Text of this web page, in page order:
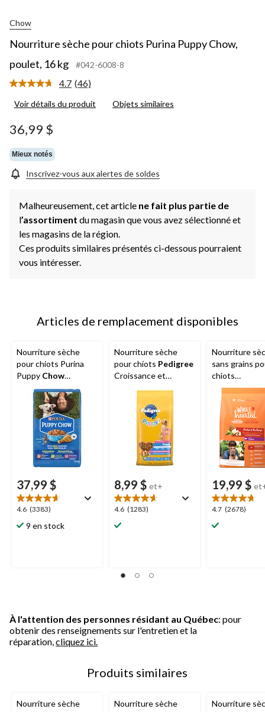
Chow
Nourriture sèche pour chiots Purina Puppy Chow,
poulet, 16 kg
#042-6008-8
4.7 Lire
46
(46)
Voir détails du produit Objets similaires
36,99 $
Mieux notés
Inscrivez-vous aux alertes de soldes
Malheureusement, cet article ne fait plus partie de
l’assortiment du magasin que vous avez sélectionné et
les magasins de la région.
Ces produits similaires présentés ci-dessous pourraient
vous intéresser.
Articles de remplacement disponibles
Nourriture sèche
pour chiots Purina
Puppy Chow
Complète, poulet,
teneur élevée en
protéines et riche en
nutriments, 11,4 kg
37,99 $
4.6 (3383)
4.6
étoile(s)
sur
9 en stock
Nourriture sèche
pour chiots Pedigree
Croissance et
protection, poulet, riz
8,99 $ et+
4.6 (1283)
4.6
étoile(s)
Nourriture
sans grains
chiots
poulet et pois
19,99 $
4.7 (2678)
4.7
étoile(s)
À l'attention des personnes résidant au Québec: pour
obtenir des renseignements sur l'entretien et la
réparation, cliquez ici.
Produits similaires
Nourriture sèche
Nourriture sèche
Nourriture